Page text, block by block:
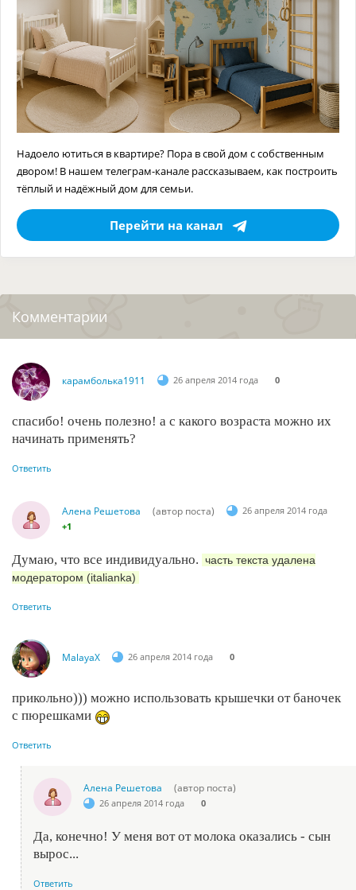
Надоело ютиться в квартире? Пора в свой дом с собственным
двором! В нашем телеграм-канале рассказываем, как построить
тёплый и надёжный дом для семьи.
Перейти на канал
Комментарии
карамболька1911 26 апреля 2014 года 0
спасибо! очень полезно! а с какого возраста можно их
начинать применять?
Ответить
Алена Решетова (автор поста)
26 апреля 2014 года
+1
Думаю, что все индивидуально. часть текста удалена
модератором (italianka)
Ответить
MalayaX 26 апреля 2014 года 0
прикольно))) можно использовать крышечки от баночек
с пюрешками
Ответить
Алена Решетова (автор поста)
26 апреля 2014 года 0
Да, конечно! У меня вот от молока оказались - сын
вырос...
Ответить